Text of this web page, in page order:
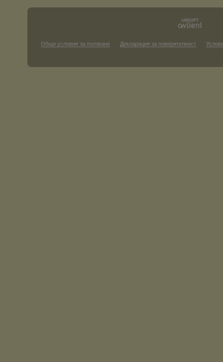
Общи условия за ползване Декларация за поверителност